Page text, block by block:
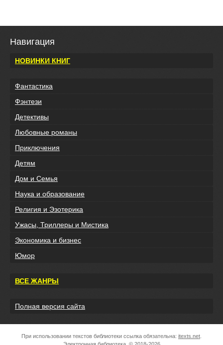
Навигация
НОВИНКИ КНИГ
Фантастика
Фэнтези
Детективы
Любовные романы
Приключения
Детям
Дом и Семья
Наука и образование
Религия и Эзотерика
Ужасы, Триллеры и Мистика
Экономика и бизнес
Юмор
ВСЕ ЖАНРЫ
Полная версия сайта
При использовании текстов библиотеки ссылка обязательна: itexts.net